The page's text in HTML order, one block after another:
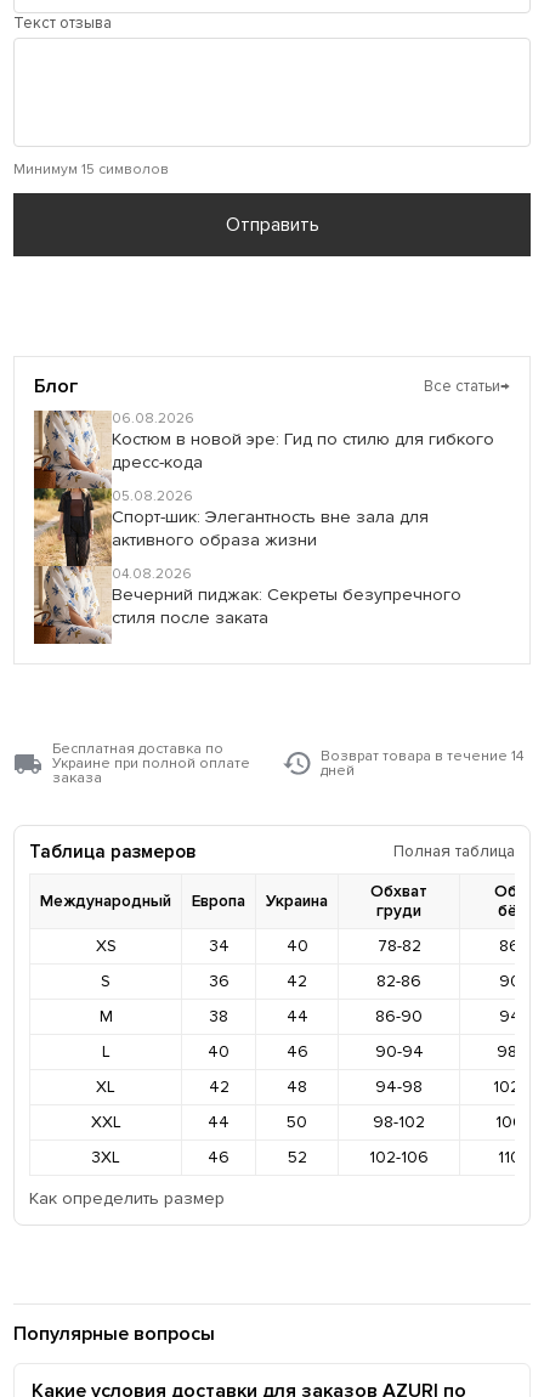
Текст отзыва
Минимум 15 символов
Отправить
Блог Все статьи→
06.08.2026
Костюм в новой эре: Гид по стилю для гибкого
дресс-кода
05.08.2026
Спорт-шик: Элегантность вне зала для
активного образа жизни
04.08.2026
Вечерний пиджак: Секреты безупречного
стиля после заката
Бесплатная доставка по
Украине при полной оплате
заказа
Возврат товара в течение 14
дней
Таблица размеров Полная таблица
Международный Европа Украина
Обхват
груди
XS
34 40 78-82
86-
S
36 42 82-86
90-
M
38 44 86-90
94-
L
40 46 90-94
98-
XL
42 48 94-98
102-
XXL
44 50 98-102
106-
3XL
46 52 102-106
110-
Как определить размер
Популярные вопросы
Какие условия доставки для заказов AZURI по